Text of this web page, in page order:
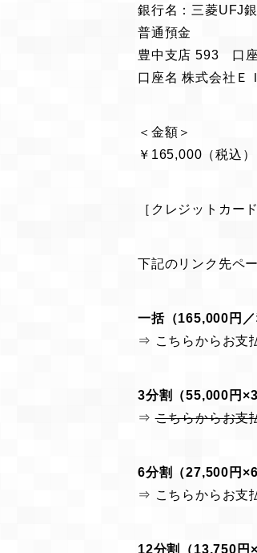
銀行名：三菱UFJ
普通預金
豊中支店 593 口
口座名 株式会社Ｅ
＜金額＞
￥165,000（税込）
［クレジットカー
下記のリンク先ペ
一括（165,000円／
⇒ こちらからお支
3分割（55,000円×3
⇒こちらからお支
6分割（27,500円×6
⇒ こちらからお支
12分割（13,750円